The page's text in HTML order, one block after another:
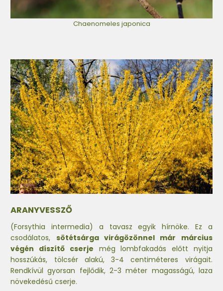
Chaenomeles japonica
ARANYVESSZŐ
(Forsythia intermedia) a tavasz egyik hírnöke. Ez a
csodálatos, sötétsárga virágözönnel már március
végén díszítő cserje még lombfakadás előtt nyitja
hosszúkás, tölcsér alakú, 3-4 centiméteres virágait.
Rendkívül gyorsan fejlődik, 2-3 méter magasságú, laza
növekedésű cserje.